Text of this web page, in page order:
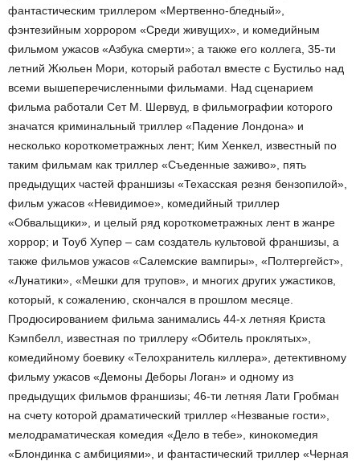
фантастическим триллером «Мертвенно-бледный»,
фэнтезийным хоррором «Среди живущих», и комедийным
фильмом ужасов «Азбука смерти»; а также его коллега, 35-ти
летний Жюльен Мори, который работал вместе с Бустильо над
всеми вышеперечисленными фильмами. Над сценарием
фильма работали Сет М. Шервуд, в фильмографии которого
значатся криминальный триллер «Падение Лондона» и
несколько короткометражных лент; Ким Хенкел, известный по
таким фильмам как триллер «Съеденные заживо», пять
предыдущих частей франшизы «Техасская резня бензопилой»,
фильм ужасов «Невидимое», комедийный триллер
«Обвальщики», и целый ряд короткометражных лент в жанре
хоррор; и Тоуб Хупер – сам создатель культовой франшизы, а
также фильмов ужасов «Салемские вампиры», «Полтергейст»,
«Лунатики», «Мешки для трупов», и многих других ужастиков,
который, к сожалению, скончался в прошлом месяце.
Продюсированием фильма занимались 44-х летняя Криста
Кэмпбелл, известная по триллеру «Обитель проклятых»,
комедийному боевику «Телохранитель киллера», детективному
фильму ужасов «Демоны Деборы Логан» и одному из
предыдущих фильмов франшизы; 46-ти летняя Лати Гробман
на счету которой драматический триллер «Незваные гости»,
мелодраматическая комедия «Дело в тебе», кинокомедия
«Блондинка с амбициями», и фантастический триллер «Черная